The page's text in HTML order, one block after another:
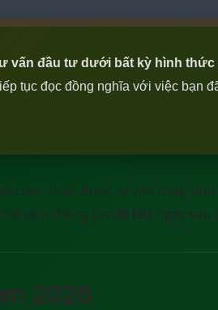
vấn đầu tư dưới bất kỳ hình thức
tục đọc đồng nghĩa với việc bạn
hoặc được tư vấn cũng
xem thông tin chi tiết ngay sau
2026